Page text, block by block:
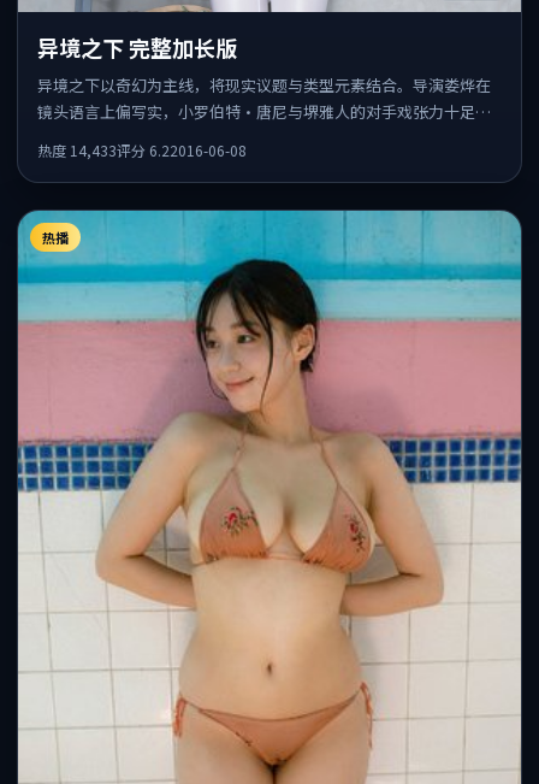
异境之下 完整加长版
异境之下以奇幻为主线，将现实议题与类型元素结合。导演娄烨在
镜头语言上偏写实，小罗伯特·唐尼与堺雅人的对手戏张力十足，
热度 14,433评分 6.22016-06-08
热播